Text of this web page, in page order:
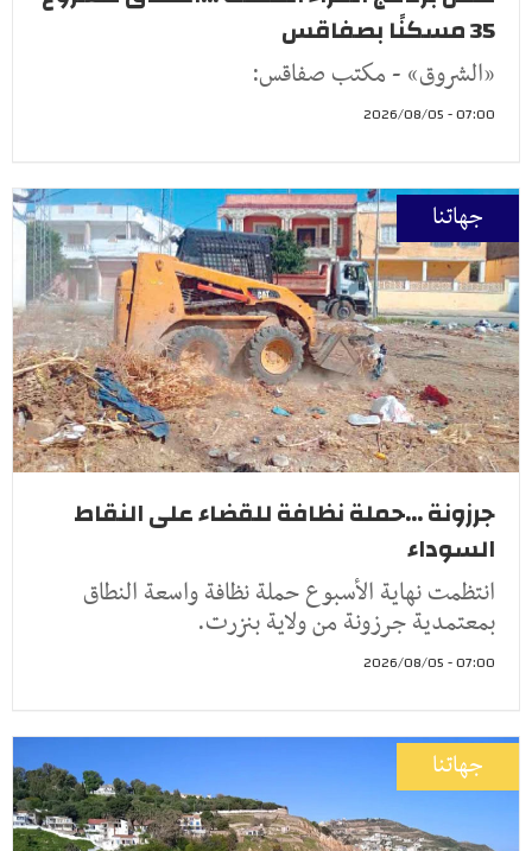
35 مسكنًا بصفاقس
«الشروق» - مكتب صفاقس:
07:00 - 2026/08/05
جهاتنا
جرزونة ...حملة نظافة للقضاء على النقاط
السوداء
انتظمت نهاية الأسبوع حملة نظافة واسعة النطاق
بمعتمدية جرزونة من ولاية بنزرت.
07:00 - 2026/08/05
جهاتنا